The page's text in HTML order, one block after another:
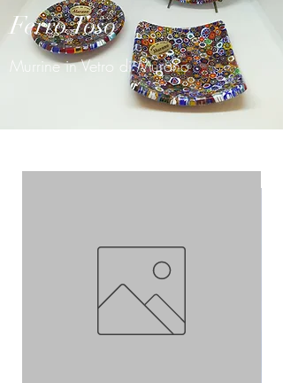
Ferro Toso
Murrine in Vetro di Murano